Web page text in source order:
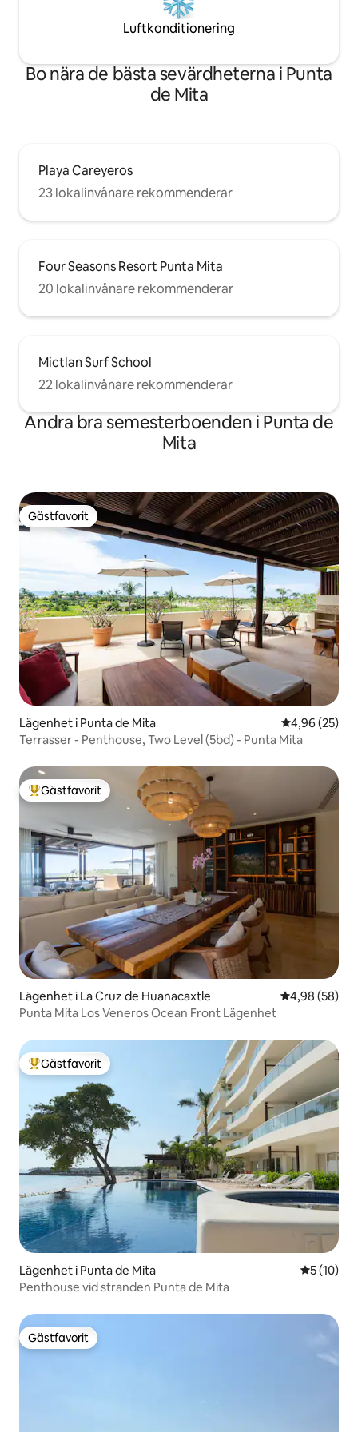
Luftkonditionering
Bo nära de bästa sevärdheterna i Punta
de Mita
Playa Careyeros
23 lokalinvånare rekommenderar
Four Seasons Resort Punta Mita
20 lokalinvånare rekommenderar
Mictlan Surf School
22 lokalinvånare rekommenderar
Andra bra semesterboenden i Punta de
Mita
Gästfavorit
Gästfavorit
Lägenhet i Punta de Mita 4,96 av 5 i
4,96 (25)
Terrasser - Penthouse, Two Level (5bd) - Punta Mita
Populär gästfavorit
Gästfavorit
Lägenhet i La Cruz de Huanacaxtle 4,98 av 5 i
4,98 (58)
Punta Mita Los Veneros Ocean Front Lägenhet
Populär gästfavorit
Gästfavorit
Lägenhet i Punta de Mita 5 av 5 i
5 (10)
Penthouse vid stranden Punta de Mita
Gästfavorit
Gästfavorit